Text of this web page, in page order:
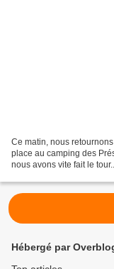
Ce matin, nous
place au camping des
nous avons vite fait le
Hébergé par